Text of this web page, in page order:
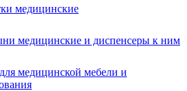
медицинские
медицинские и диспенсеры к ним
медицинской мебели и